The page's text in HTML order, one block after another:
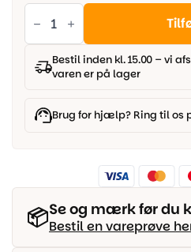
Parador
vinyl
Basic
5.3
Eg
Infinity
struktur
antal
Bestil inden kl. 15.00 – vi
varen er på lager
Brug for hjælp? Ring til os
📦Se og mærk før du
Bestil en vareprøve